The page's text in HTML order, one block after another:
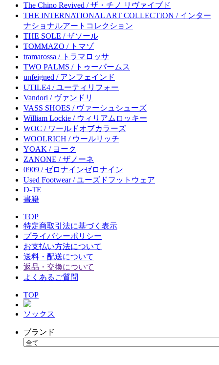
The Chino Revived / ザ・チノ リヴァイブド
THE INTERNATIONAL ART COLLECTION / インター
ナショナルアートコレクション
THE SOLE / ザソール
TOMMAZO / トマゾ
tramarossa / トラマロッサ
TWO PALMS / トゥーパームス
unfeigned / アンフェインド
UTILE4 / ユーティリフォー
Vandori / ヴァンドリ
VASS SHOES / ヴァーシュシューズ
William Lockie / ウィリアムロッキー
WOC / ワールドオブカラーズ
WOOLRICH / ウールリッチ
YOAK / ヨーク
ZANONE / ザノーネ
0909 / ゼロナインゼロナイン
Used Footwear / ユーズドフットウェア
D-TE
書籍
TOP
特定商取引法に基づく表示
プライバシーポリシー
お支払い方法について
送料・配送について
返品・交換について
よくあるご質問
TOP
ソックス
ブランド